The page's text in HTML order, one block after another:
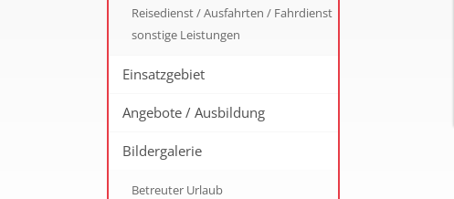
Reisedienst / Ausfahrten / Fahrdienst
sonstige Leistungen
Einsatzgebiet
Angebote / Ausbildung
Bildergalerie
Betreuter Urlaub